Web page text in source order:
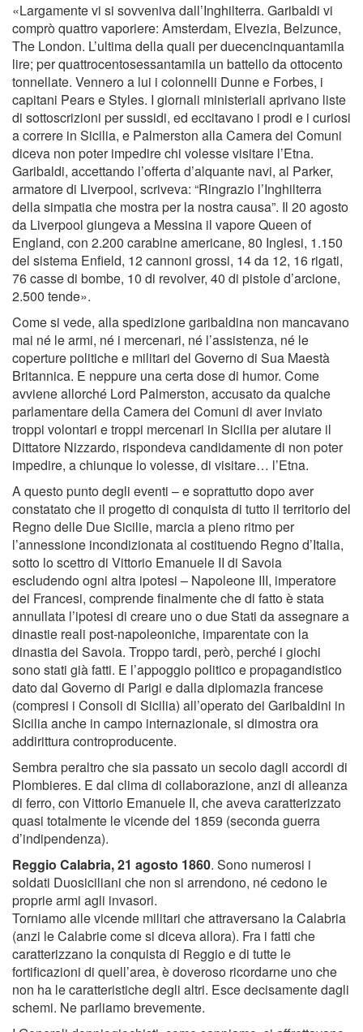
«Largamente vi si sovveniva dall’Inghilterra. Garibaldi vi
comprò quattro vaporiere: Amsterdam, Elvezia, Belzunce,
The London. L’ultima della quali per duecencinquantamila
lire; per quattrocentosessantamila un battello da ottocento
tonnellate. Vennero a lui i colonnelli Dunne e Forbes, i
capitani Pears e Styles. I giornali ministeriali aprivano liste
di sottoscrizioni per sussidi, ed eccitavano i prodi e i curiosi
a correre in Sicilia, e Palmerston alla Camera dei Comuni
diceva non poter impedire chi volesse visitare l’Etna.
Garibaldi, accettando l’offerta d’alquante navi, al Parker,
armatore di Liverpool, scriveva: “Ringrazio l’Inghilterra
della simpatia che mostra per la nostra causa”. Il 20 agosto
da Liverpool giungeva a Messina il vapore Queen of
England, con 2.200 carabine americane, 80 Inglesi, 1.150
del sistema Enﬁeld, 12 cannoni grossi, 14 da 12, 16 rigati,
76 casse di bombe, 10 di revolver, 40 di pistole d’arcione,
2.500 tende».
Come si vede, alla spedizione garibaldina non mancavano
mai né le armi, né i mercenari, né l’assistenza, né le
coperture politiche e militari del Governo di Sua Maestà
Britannica. E neppure una certa dose di humor. Come
avviene allorché Lord Palmerston, accusato da qualche
parlamentare della Camera dei Comuni di aver inviato
troppi volontari e troppi mercenari in Sicilia per aiutare il
Dittatore Nizzardo, rispondeva candidamente di non poter
impedire, a chiunque lo volesse, di visitare… l’Etna.
A questo punto degli eventi – e soprattutto dopo aver
constatato che il progetto di conquista di tutto il territorio del
Regno delle Due Sicilie, marcia a pieno ritmo per
l’annessione incondizionata al costituendo Regno d’Italia,
sotto lo scettro di Vittorio Emanuele II di Savoia
escludendo ogni altra ipotesi – Napoleone III, imperatore
dei Francesi, comprende ﬁnalmente che di fatto è stata
annullata l’ipotesi di creare uno o due Stati da assegnare a
dinastie reali post-napoleoniche, imparentate con la
dinastia dei Savoia. Troppo tardi, però, perché i giochi
sono stati già fatti. E l’appoggio politico e propagandistico
dato dal Governo di Parigi e dalla diplomazia francese
(compresi i Consoli di Sicilia) all’operato dei Garibaldini in
Sicilia anche in campo internazionale, si dimostra ora
addirittura controproducente.
Sembra peraltro che sia passato un secolo dagli accordi di
Plombieres. E dal clima di collaborazione, anzi di alleanza
di ferro, con Vittorio Emanuele II, che aveva caratterizzato
quasi totalmente le vicende del 1859 (seconda guerra
d’indipendenza).
Reggio Calabria, 21 agosto 1860. Sono numerosi i
soldati Duosiciliani che non si arrendono, né cedono le
proprie armi agli invasori.
Torniamo alle vicende militari che attraversano la Calabria
(anzi le Calabrie come si diceva allora). Fra i fatti che
caratterizzano la conquista di Reggio e di tutte le
fortiﬁcazioni di quell’area, è doveroso ricordarne uno che
non ha le caratteristiche degli altri. Esce decisamente dagli
schemi. Ne parliamo brevemente.